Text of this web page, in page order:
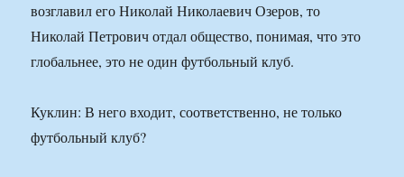
возглавил его Николай Николаевич Озеров, то
Николай Петрович отдал общество, понимая, что это
глобальнее, это не один футбольный клуб.
Куклин: В него входит, соответственно, не только
футбольный клуб?